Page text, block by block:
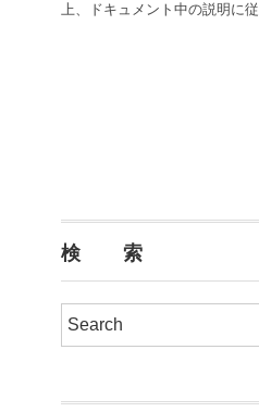
上、ドキュメント中の説明に従
検 索